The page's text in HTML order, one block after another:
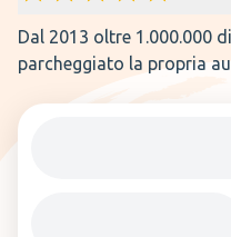
Dal 2013 oltre 1.000.000
parcheggiato la propria